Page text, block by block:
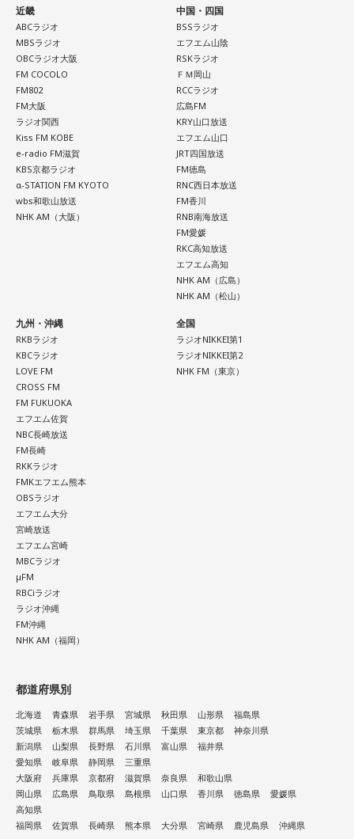
寺島
上念 「1年や2年なら持たせてみせるみたいなね」
近畿
ABCラジオ
MBSラジオ
OBCラジオ大阪
FM COCOLO
FM802
FM大阪
ラジオ関西
Kiss FM KOBE
e-radio FM滋賀
KBS京都ラジオ
α-STATION FM KYOTO
wbs和歌山放送
NHK AM（大阪）
中国・四国
BSSラジオ
エフエム山陰
RSKラジオ
ＦＭ岡山
RCCラジオ
広島FM
KRY山口放送
エフエム山口
JRT四国放送
FM徳島
RNC西日本放送
FM香川
RNB南海放送
FM愛媛
RKC高知放送
エフエム高知
NHK AM（広島）
NHK AM（松山）
九州・沖縄
RKBラジオ
KBCラジオ
LOVE FM
CROSS FM
FM FUKUOKA
エフエム佐賀
NBC長崎放送
FM長崎
RKKラジオ
FMKエフエム熊本
OBSラジオ
エフエム大分
宮崎放送
エフエム宮崎
MBCラジオ
μFM
RBCiラジオ
ラジオ沖縄
FM沖縄
NHK AM（福岡）
全国
ラジオNIKKEI第1
ラジオNIKKEI第2
NHK FM（東京）
都道府県別
北海道 青森県 岩手県 宮城県 秋田県 山形県
福島県
茨城県
栃木県 群馬県 埼玉県 千葉県 東京都
神奈川県
新潟県
山梨県 長野県 石川県 富山県
福井県
愛知県
岐阜県 静岡県
三重県
大阪府
兵庫県 京都府 滋賀県 奈良県
和歌山県
岡山県
広島県 鳥取県 島根県 山口県 香川県 徳島県
愛媛県
高知県
福岡県
佐賀県 長崎県 熊本県 大分県 宮崎県 鹿児島県 沖縄県